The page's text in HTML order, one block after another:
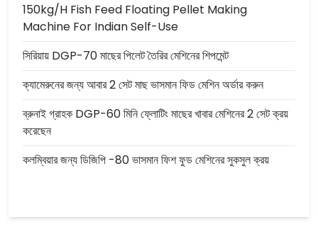
150kg/h Fish Feed Floating Pellet Making
Machine For Indian Self-Use
সিরিয়ায় DGP-70 মাছের পিলেট তৈরির মেশিনের শিপমেন্ট
ক্যামেরুনের জন্য আবার 2 সেট মাছ ভাসমান ফিড মেশিন অর্ডার করুন
ব্রুনাই গ্রাহক DGP-60 মিনি ফ্লোটিং মাছের খাবার মেশিনের 2 সেট ক্রয়
করেছেন
কলম্বিয়ার জন্য ডিজিপি -80 ভাসমান ফিশ ফুড মেশিনের সুকসুল ক্রয়